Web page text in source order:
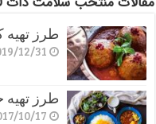
طرز تهیه
12/31
طرز تهیه
10/17